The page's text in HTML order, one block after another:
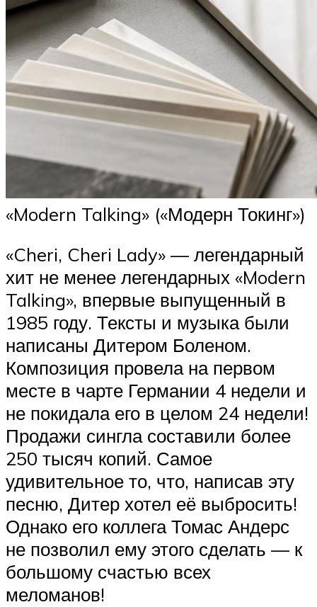
«Modern Talking» («Модерн Токинг»)
«Cheri, Cheri Lady» — легендарный
хит не менее легендарных «Modern
Talking», впервые выпущенный в
1985 году. Тексты и музыка были
написаны Дитером Боленом.
Композиция провела на первом
месте в чарте Германии 4 недели и
не покидала его в целом 24 недели!
Продажи сингла составили более
250 тысяч копий. Самое
удивительное то, что, написав эту
песню, Дитер хотел её выбросить!
Однако его коллега Томас Андерс
не позволил ему этого сделать — к
большому счастью всех
меломанов!